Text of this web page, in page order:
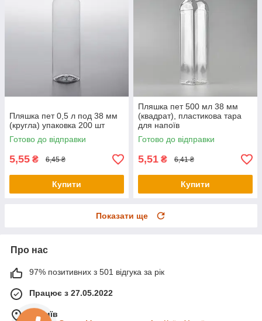
Пляшка пет 0,5 л под 38 мм
(кругла) упаковка 200 шт
Готово до відправки
5,55 ₴ 6,45 ₴
Купити
Пляшка пет 500 мл 38 мм
(квадрат), пластикова тара
для напоїв
Готово до відправки
5,51 ₴ 6,41 ₴
Купити
Показати ще
Про нас
97% позитивних з 501 відгука за рік
Працює з 27.05.2022
м. Київ